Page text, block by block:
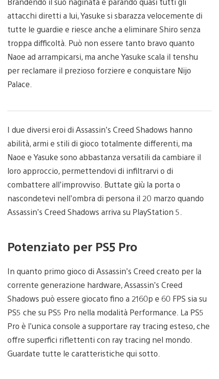
attacchi diretti a lui, Yasuke si sbarazza velocemente di
tutte le guardie e riesce anche a eliminare Shiro senza
troppa difficoltà. Può non essere tanto bravo quanto
Naoe ad arrampicarsi, ma anche Yasuke scala il tenshu
per reclamare il prezioso forziere e conquistare Nijo
Palace.
I due diversi eroi di Assassin’s Creed Shadows hanno
abilità, armi e stili di gioco totalmente differenti, ma
Naoe e Yasuke sono abbastanza versatili da cambiare il
loro approccio, permettendovi di infiltrarvi o di
combattere all’improvviso. Buttate giù la porta o
nascondetevi nell’ombra di persona il 20 marzo quando
Assassin’s Creed Shadows arriva su PlayStation 5.
Potenziato per PS5 Pro
In quanto primo gioco di Assassin’s Creed creato per la
corrente generazione hardware, Assassin’s Creed
Shadows può essere giocato fino a 2160p e 60 FPS sia su
PS5 che su PS5 Pro nella modalità Performance. La PS5
Pro è l’unica console a supportare ray tracing esteso, che
offre superfici riflettenti con ray tracing nel mondo.
Guardate tutte le caratteristiche qui sotto.